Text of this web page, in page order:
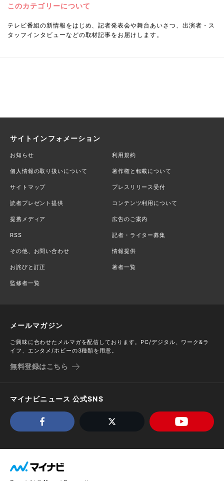
このカテゴリーについて
テレビ番組の新情報をはじめ、記者発表会や舞台あいさつ、出演者・ス
タッフインタビューなどの取材記事をお届けします。
サイトインフォメーション
お知らせ 利用規約
個人情報の取り扱いについて 著作権と転載について
サイトマップ プレスリリース受付
読者プレゼント提供 コンテンツ利用について
提携メディア 広告のご案内
RSS 記者・ライター募集
その他、お問い合わせ 情報提供
お詫びと訂正 著者一覧
監修者一覧
メールマガジン
ご興味に合わせたメルマガを配信しております。PC/デジタル、ワーク&ラ
イフ、エンタメ/ホビーの3種類を用意。
無料登録はこちら
マイナビニュース 公式SNS